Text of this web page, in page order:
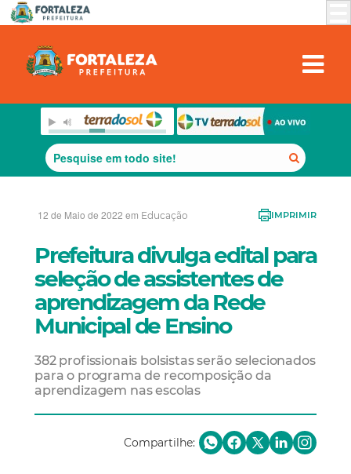
12 de Maio de 2022 em Educação IMPRIMIR
Prefeitura divulga edital para
seleção de assistentes de
aprendizagem da Rede
Municipal de Ensino
382 profissionais bolsistas serão selecionados
para o programa de recomposição da
aprendizagem nas escolas
Compartilhe: